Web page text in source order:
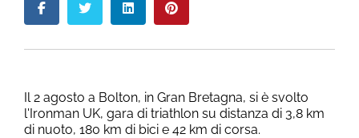
Il 2 agosto a Bolton, in Gran Bretagna, si è svolto
l'Ironman UK, gara di triathlon su distanza di 3,8 km
di nuoto, 180 km di bici e 42 km di corsa.